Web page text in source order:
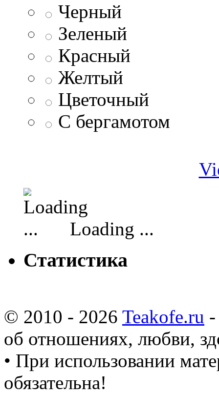
Черный
Зеленый
Красный
Желтый
Цветочный
С бергамотом
Loading ...
Статистика
© 2010 - 2026 Teakofe.ru
об отношениях, любви,
• При использовании
обязательна!